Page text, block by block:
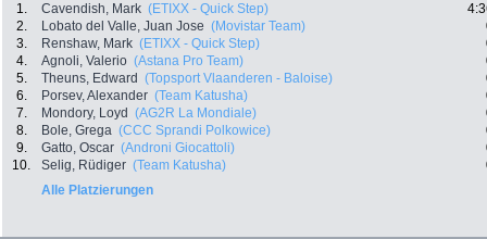
1. Cavendish, Mark (ETIXX - Quick Step)
2.
Lobato del Valle, Juan Jose (Movistar Team)
3.
Renshaw, Mark (ETIXX - Quick Step)
4.
Agnoli, Valerio (Astana Pro Team)
5.
Theuns, Edward (Topsport Vlaanderen - Baloise)
6.
Porsev, Alexander (Team Katusha)
7.
Mondory, Loyd (AG2R La Mondiale)
8.
Bole, Grega (CCC Sprandi Polkowice)
9.
Gatto, Oscar (Androni Giocattoli)
10.
Selig, Rüdiger (Team Katusha)
Alle Platzierungen